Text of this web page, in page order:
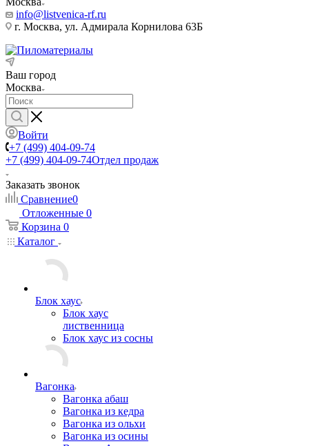
info@listvenica-rf.ru
г. Москва, ул. Адмирала Корнилова 63Б
Ваш город
Москва
Войти
+7 (499) 404-09-74
+7 (499) 404-09-74Отдел продаж
Заказать звонок
Сравнение0
Отложенные 0
Корзина 0
Каталог
Блок хаус
Блок хаус
лиственница
Блок хаус из сосны
Вагонка
Вагонка абаш
Вагонка из кедра
Вагонка из ольхи
Вагонка из осины